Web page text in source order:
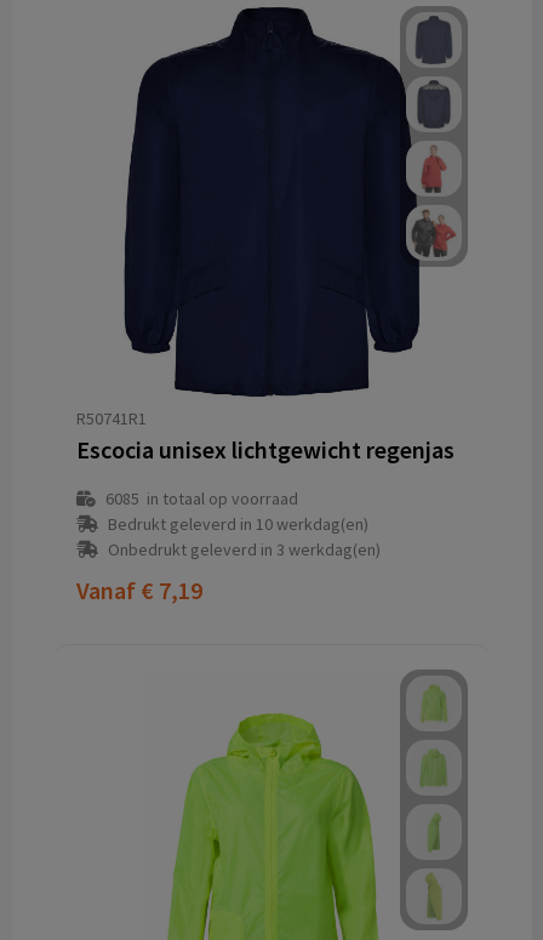
R50741R1
Escocia unisex lichtgewicht regenjas
6085 in totaal op voorraad
Bedrukt geleverd in 10 werkdag(en)
Onbedrukt geleverd in 3 werkdag(en)
Vanaf € 7,19